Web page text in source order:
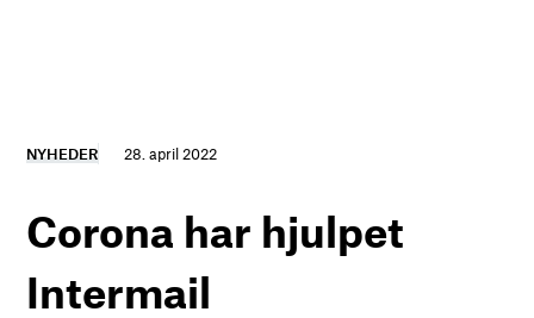
NYHEDER 28. april 2022
Corona har hjulpet
Intermail